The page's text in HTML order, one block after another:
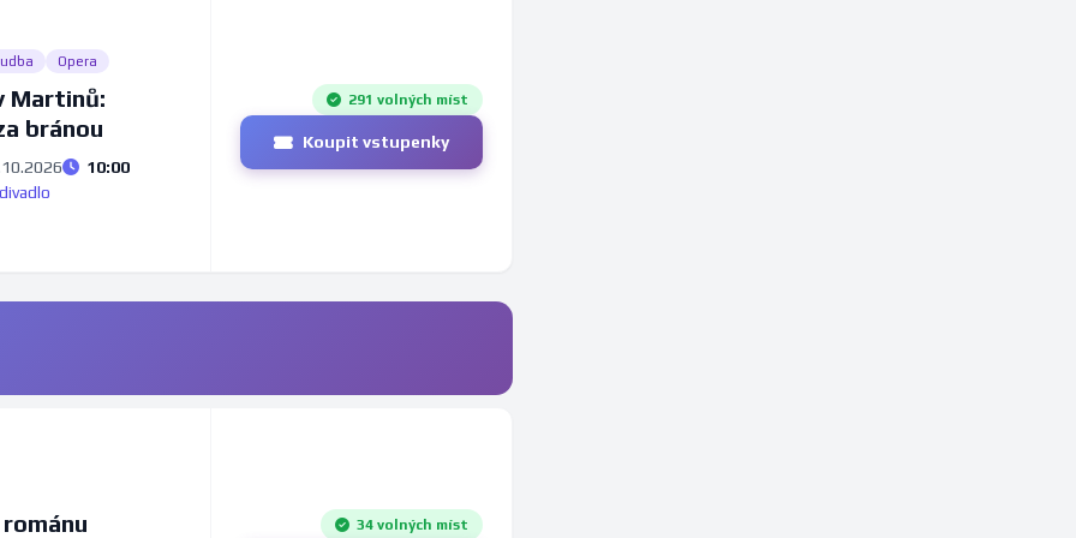
Opera
Martinů:
bránou
10:00
291 volných míst
Koupit vstupenky
34 volných míst